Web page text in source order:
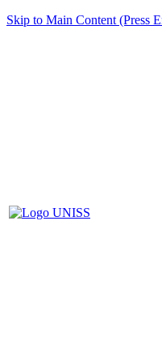
Skip to Main Content (Press